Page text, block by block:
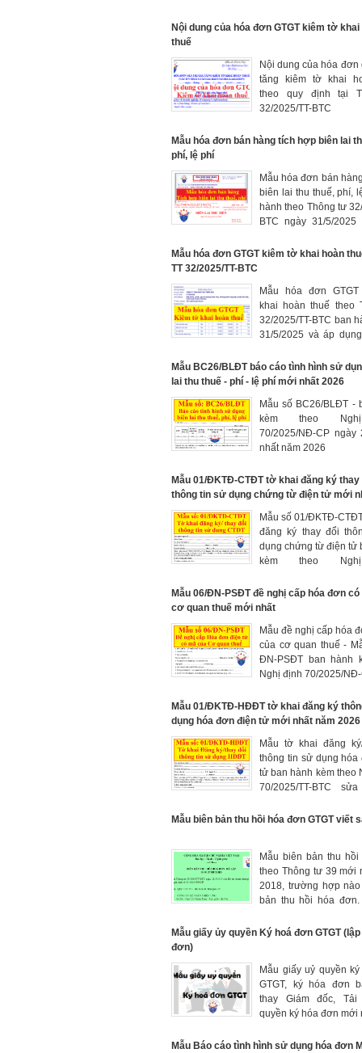
Nội dung của hóa đơn GTGT kiêm tờ khai
thuế
Nội dung của hóa đơn
tăng kiêm tờ khai
theo quy định tại
32/2025/TT-
Mẫu hóa đơn bán hàng tích hợp biên lai
phí, lệ phí
Mẫu hóa đơn bán
biên lai thu thuế, phí,
hành theo Thông tư
BTC ngày 31/5/
Mẫu hóa đơn GTGT kiêm tờ khai hoàn
TT 32/2025/TT-BTC
Mẫu hóa đơn
khai hoàn thuế theo
32/2025/TT-BTC ban
31/5/2025 và áp
Mẫu BC26/BLĐT báo cáo tình hình sử
lai thu thuế - phí - lệ phí mới nhất 2026
Mẫu số BC26/BLĐT -
kèm theo
70/2025/NĐ-CP ngày
nhất năm 2026
Mẫu 01/ĐKTĐ-CTĐT tờ khai đăng ký thay
thông tin sử dụng chứng từ điện tử mới
Mẫu số 01/ĐKTĐ-
đăng ký thay đổi
dụng chứng từ điện tử
kèm theo
2026
Mẫu 06/ĐN-PSĐT đề nghị cấp hóa đơn
cơ quan thuế mới nhất
Mẫu đề nghị cấp hóa
của cơ quan thuế -
ĐN-PSĐT ban hành
Nghị định 70/2025/
Mẫu 01/ĐKTĐ-HĐĐT tờ khai đăng ký
dụng hóa đơn điện tử mới nhất năm 2026
Mẫu tờ khai đăng
thông tin sử dụng hóa
tử ban hành kèm theo
70/2025/TT-BTC
123/2020/NĐ-CP
Mẫu biên bản thu hồi hóa đơn GTGT viết
Mẫu biên bản thu
theo Thông tư 39 mới
2018, trường hợp
bản thu hồi hóa đơn.
nhất
Mẫu giấy ủy quyền Ký hoá đơn GTGT
đơn)
Mẫu giấy uỷ quyền
GTGT, ký hóa đơn
thay Giám đốc,
quyền ký hóa đơn mới
39/2014/TT-BTC
Mẫu Báo cáo tình hình sử dụng hóa đơn